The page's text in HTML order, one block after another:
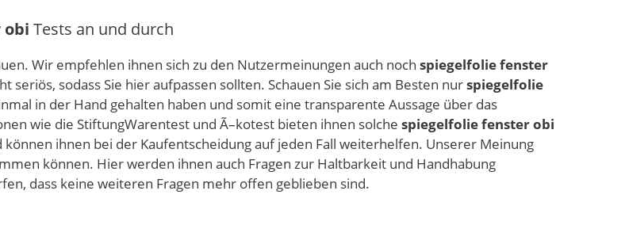
obi Tests an und durch
Wir empfehlen ihnen sich zu den Nutzermeinungen auch noch spiegelfolie fenster
sodass Sie hier aufpassen sollten. Schauen Sie sich am Besten nurspiegelfolie
in der Hand gehalten haben und somit eine transparente Aussage über das
wie die StiftungWarentest und Ã–kotest bieten ihnen solche spiegelfolie fenster obi
können ihnen bei der Kaufentscheidung auf jeden Fall weiterhelfen. Unserer Meinung
können. Hier werden ihnen auch Fragen zur Haltbarkeit und Handhabung
dass keine weiteren Fragen mehr offen geblieben sind.